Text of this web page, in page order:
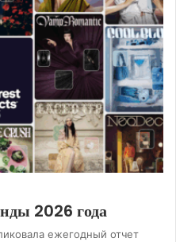
2026 года
ежегодный отчет